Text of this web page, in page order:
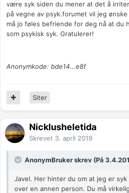
være syk siden du mener at det å
på vegne av psyk.forumet vil jeg
må jo føles befriende for deg nå at du
som psykisk syk. Gratulerer!
Anonymkode: bde14...e8f
Siter
Nicklusheletida
Skrevet 3. april 2019
AnonymBruker skrev (På
Javel. Her hinter du om at jeg er
over en annen person. Du må